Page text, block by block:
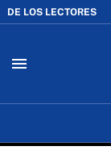
DE LOS LECTORES
menu